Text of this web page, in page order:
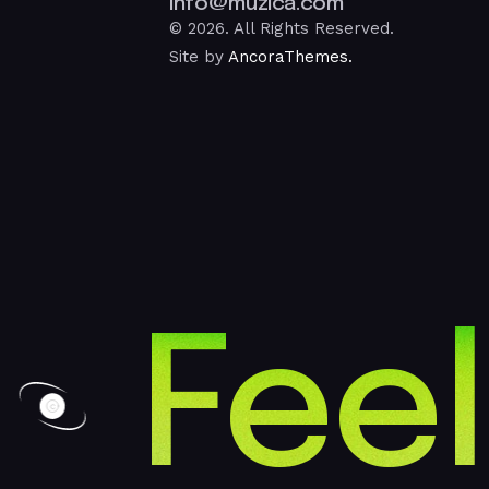
© 2026. All Rights Reserved.
Site by AncoraThemes.